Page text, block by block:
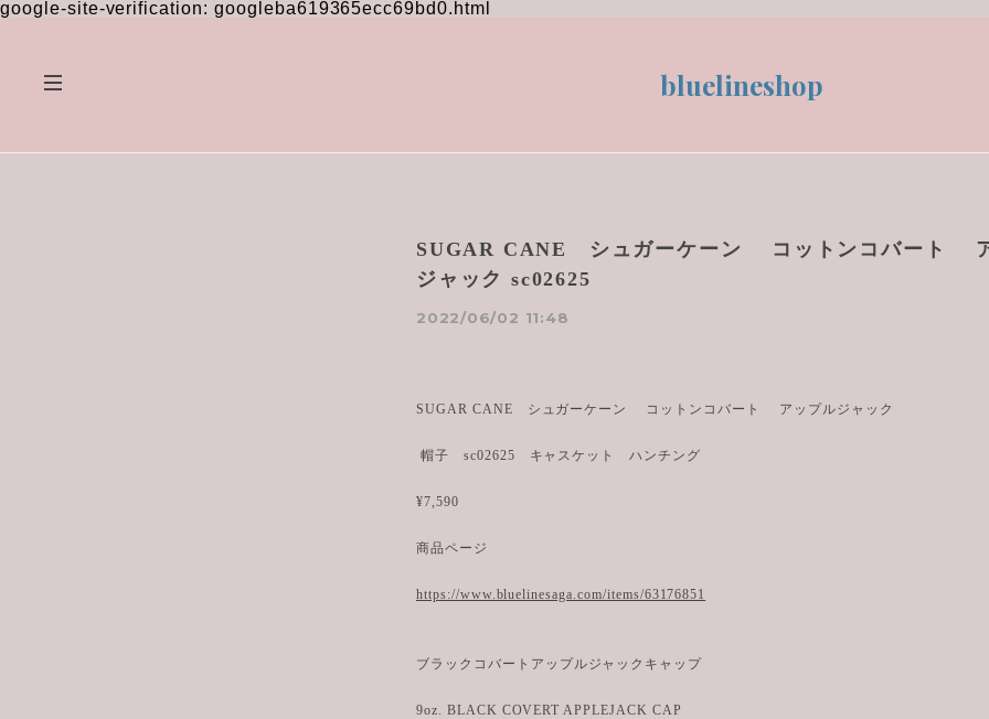
google-site-verification: googleba619365ecc69bd0.html
bluelineshop
SUGAR CANE シュガーケーン コットンコバート
ジャック sc02625
2022/06/02 11:48
SUGAR CANE シュガーケーン コットンコバート アップルジャック
帽子 sc02625 キャスケット ハンチング
¥7,590
商品ページ
https://www.bluelinesaga.com/items/63176851
ブラックコバートアップルジャックキャップ
9oz. BLACK COVERT APPLEJACK CAP